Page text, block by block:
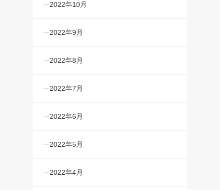
2022年10月
2022年9月
2022年8月
2022年7月
2022年6月
2022年5月
2022年4月